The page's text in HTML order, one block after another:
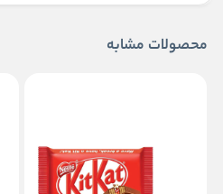
محصولات مشابه